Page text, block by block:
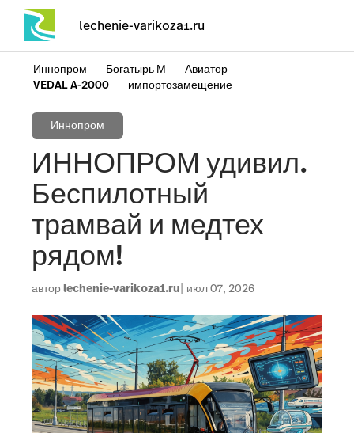
lechenie-varikoza1.ru
Иннопром Богатырь М
Авиатор
VEDAL A-2000
импортозамещение
Иннопром
ИННОПРОМ удивил.
Беспилотный
трамвай и медтех
рядом!
авторlechenie-varikoza1.ru июл 07, 2026